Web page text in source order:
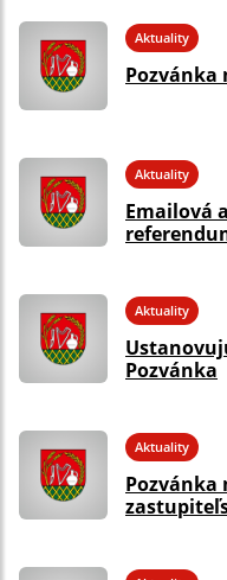
Aktuality
Pozvánka
Aktuality
Emailová
Aktuality
Pozvánka
Aktuality
Pozvánka